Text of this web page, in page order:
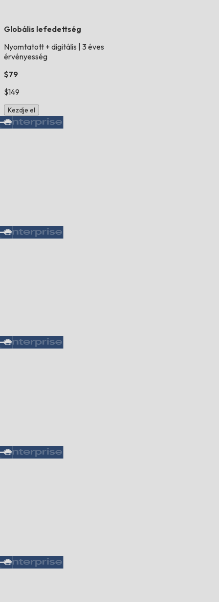
Globális lefedettség
Nyomtatott + digitális 3 éves
érvényesség
$79
$149
Kezdje el